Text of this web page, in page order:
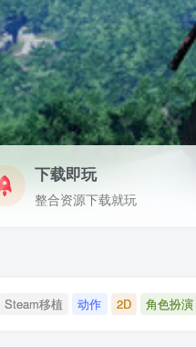
下载即玩
整合资源下载就玩
Steam移植 动作 2D 角色扮演